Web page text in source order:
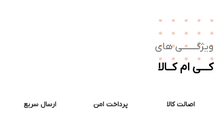
های
ام کــالا
اصالت کالا پرداخت امن ارسال سریع